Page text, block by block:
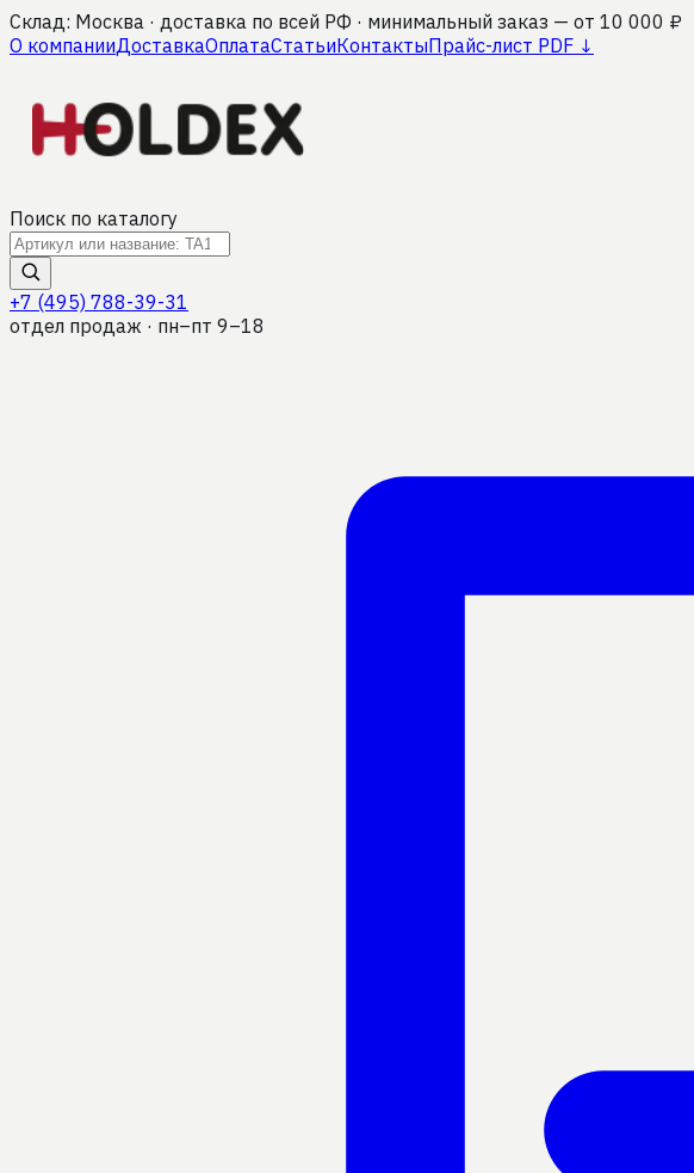
Склад: Москва · доставка по всей РФ · минимальный заказ — от 10 000 ₽
О компанииДоставкаОплатаСтатьиКонтактыПрайс-лист PDF ↓
Поиск по каталогу
+7 (495) 788-39-31
отдел продаж · пн–пт 9–18